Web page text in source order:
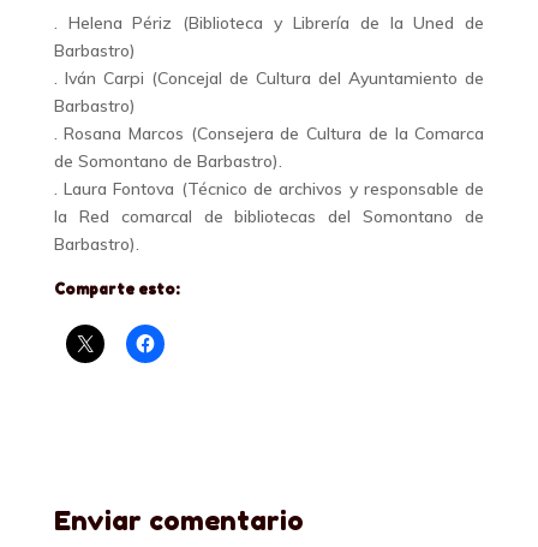
. Helena Périz (Biblioteca y Librería de la Uned de
Barbastro)
. Iván Carpi (Concejal de Cultura del Ayuntamiento de
Barbastro)
. Rosana Marcos (Consejera de Cultura de la Comarca
de Somontano de Barbastro).
. Laura Fontova (Técnico de archivos y responsable de
la Red comarcal de bibliotecas del Somontano de
Barbastro).
Comparte esto:
Enviar comentario